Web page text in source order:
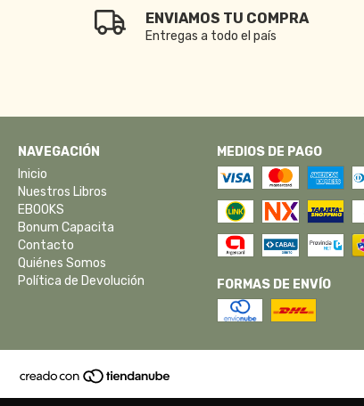
ENVIAMOS TU COMPRA
Entregas a todo el país
NAVEGACIÓN
Inicio
Nuestros Libros
EBOOKS
Bonum Capacita
Contacto
Quiénes Somos
Política de Devolución
MEDIOS DE PAGO
FORMAS DE ENVÍO